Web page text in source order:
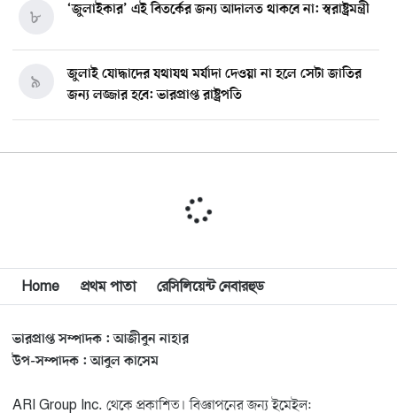
‘জুলাইকার’ এই বিতর্কের জন্য আদালত থাকবে না: স্বরাষ্ট্রমন্ত্রী
৮
জুলাই যোদ্ধাদের যথাযথ মর্যাদা দেওয়া না হলে সেটা জাতির
জন্য লজ্জার হবে: ভারপ্রাপ্ত রাষ্ট্রপতি
৯
১০
মিশিগানে দক্ষিণ সুরমা ওয়েলফেয়ার অ্যাসোসিয়েশনের
বিশ্বজুড়ে কূটনৈতিক পুনর্বিন্যাস, ৫ অঞ্চলে মিশন বন্ধ করছে
যুক্তরাষ্ট্র
১২
মিশিগানে ফ্রেন্ডস এন্ড ফ্যামিলির বনভোজনে প্রাণের উচ্ছ্বাস
১৩
Home প্রথম পাতা রেসিলিয়েন্ট নেবারহুড
ভারপ্রাপ্ত সম্পাদক : আজীবুন নাহার
উপ-সম্পাদক : আবুল কাসেম
ARI Group Inc. থেকে প্রকাশিত। বিজ্ঞাপনের জন্য ইমেইল: